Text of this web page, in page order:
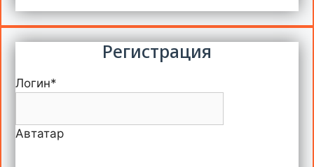
Регистрация
Логин*
Автатар